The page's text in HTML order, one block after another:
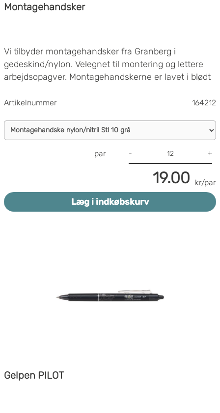
Montagehandsker
Vi tilbyder montagehandsker fra Granberg i
gedeskind/nylon. Velegnet til montering og lettere
arbejdsopagver. Montagehandskerne er lavet i blødt
taktile egenskaber og høj fingerfølsomhed. Oversiden
Artikelnummer 164212
par - +
19.00 kr/par
Læg i indkøbskurv
Gelpen PILOT